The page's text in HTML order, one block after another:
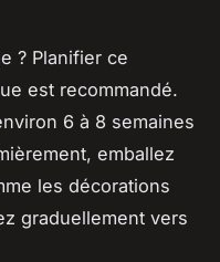
? Planifier ce
est recommandé.
6 à 8 semaines
emballez
les décorations
graduellement vers